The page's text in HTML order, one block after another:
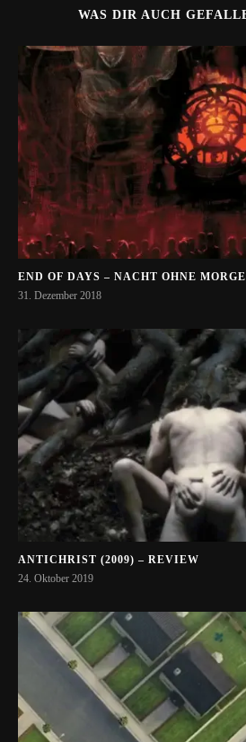
WAS DIR AUCH
END OF DAYS – NACHT OHNE
31. Dezember 2018
ANTICHRIST (2009) – REVIEW
24. Oktober 2019